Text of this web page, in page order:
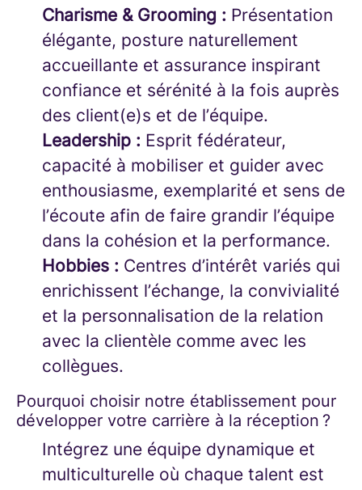
Charisme & Grooming : Présentation
élégante, posture naturellement
accueillante et assurance inspirant
confiance et sérénité à la fois auprès
des client(e)s et de l’équipe.
Leadership : Esprit fédérateur,
capacité à mobiliser et guider avec
enthousiasme, exemplarité et sens de
l’écoute afin de faire grandir l’équipe
dans la cohésion et la performance.
Hobbies : Centres d’intérêt variés qui
enrichissent l’échange, la convivialité
et la personnalisation de la relation
avec la clientèle comme avec les
collègues.
Pourquoi choisir notre établissement pour
développer votre carrière à la réception ?
Intégrez une équipe dynamique et
multiculturelle où chaque talent est